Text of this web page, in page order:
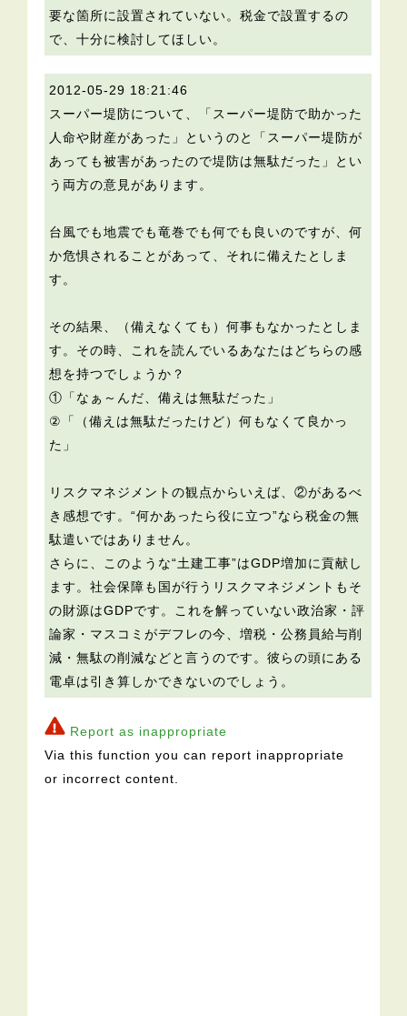
要な箇所に設置されていない。税金で設置するの
で、十分に検討してほしい。
2012-05-29 18:21:46
スーパー堤防について、「スーパー堤防で助かった
人命や財産があった」というのと「スーパー堤防が
あっても被害があったので堤防は無駄だった」とい
う両方の意見があります。
台風でも地震でも竜巻でも何でも良いのですが、何
か危惧されることがあって、それに備えたとしま
す。
その結果、（備えなくても）何事もなかったとしま
す。その時、これを読んでいるあなたはどちらの感
想を持つでしょうか？
①「なぁ～んだ、備えは無駄だった」
②「（備えは無駄だったけど）何もなくて良かっ
た」
リスクマネジメントの観点からいえば、②があるべ
き感想です。“何かあったら役に立つ”なら税金の無
駄遣いではありません。
さらに、このような“土建工事”はGDP増加に貢献し
ます。社会保障も国が行うリスクマネジメントもそ
の財源はGDPです。これを解っていない政治家・評
論家・マスコミがデフレの今、増税・公務員給与削
減・無駄の削減などと言うのです。彼らの頭にある
電卓は引き算しかできないのでしょう。
Report as inappropriate
Via this function you can report inappropriate
or incorrect content.